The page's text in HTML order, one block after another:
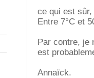
ce qui est
Entre 7°C et
Par contre, je
est
Annaïck.